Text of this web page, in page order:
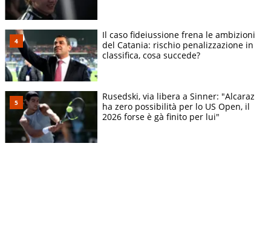
Il caso fideiussione frena le ambizioni
del Catania: rischio penalizzazione in
classifica, cosa succede?
Rusedski, via libera a Sinner: "Alcaraz
ha zero possibilità per lo US Open, il
2026 forse è gà finito per lui"